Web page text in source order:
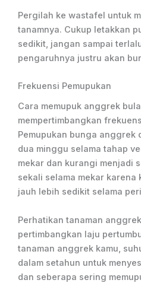
Pergilah ke wastafel untuk
tanamnya. Cukup letakkan
sedikit, jangan sampai
pengaruhnya justru akan
Frekuensi Pemupukan
Cara memupuk anggrek
mempertimbangkan
Pemupukan bunga anggrek
dua minggu selama tahap
mekar dan kurangi menjadi
sekali selama mekar
jauh lebih sedikit selama
Perhatikan tanaman
pertimbangkan laju
tanaman anggrek kamu,
dalam setahun untuk
dan seberapa sering